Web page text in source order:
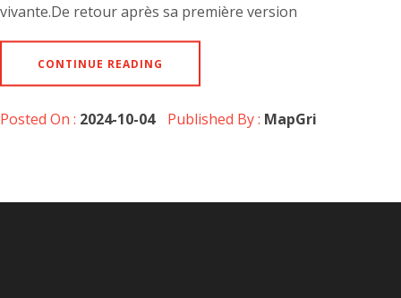
vivante.De retour après sa première version
CONTINUE READING
Posted On : 2024-10-04 Published By : MapGri